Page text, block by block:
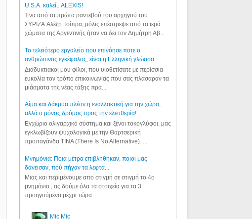
U.S.A. καλεί...ALEXIS!
Ένα από τα πρώτα ραντεβού του αρχηγού του
ΣΥΡΙΖΑ Αλέξη Τσίπρα, μόλις επέστρεψε από τα ιερά
χώματα της Αργεντινής ήταν να δει τον Δημήτρη Αβ...
Το τελειότερο εργαλείο που επινόησε ποτε ο
ανθρώπινος εγκέφαλος, είναι η Ελληνική γλώσσα.
Διαδυκτιακοί μου φίλοι, που υιοθετίσατε με περίσσια
ευκολία τον τρόπο επικοινωνίας που σας πλάσαραν τα
μιάσματα της νέας τάξης πρα...
Αίμα και δάκρυα πλέον η εναλλακτική για την χώρα,
αλλά ο μόνος δρόμος προς την ελευθερία!
Εγχώριο ολιγαρχικό σύστημα και ξένοι τοκογλύφοι, μας
εγκλωβίζουν ψυχολογικά με την Θαρτσερική
προπαγάνδα TINA (There Is No Alternative). ...
Μνημόνια: Ποια μέτρα επιβλήθηκαν, ποιοι μας
δάνεισαν, πού πήγαν τα λεφτά...
Μιας και περιμένουμε απο στιγμή σε στιγμή το 4ο
μνημόνιο , ας δούμε όλα τα στοιχεία για τα 3
προηγούμενα μέχρι τώρα...
Mic Mic